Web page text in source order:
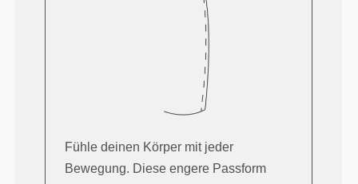
Fühle deinen Körper mit jeder
Bewegung. Diese engere Passform